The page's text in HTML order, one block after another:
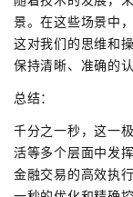
景。在这些场景中
这对我们的思维和
保持清晰、准确的
总结：
千分之一秒，这一
活等多个层面中发
金融交易的高效执